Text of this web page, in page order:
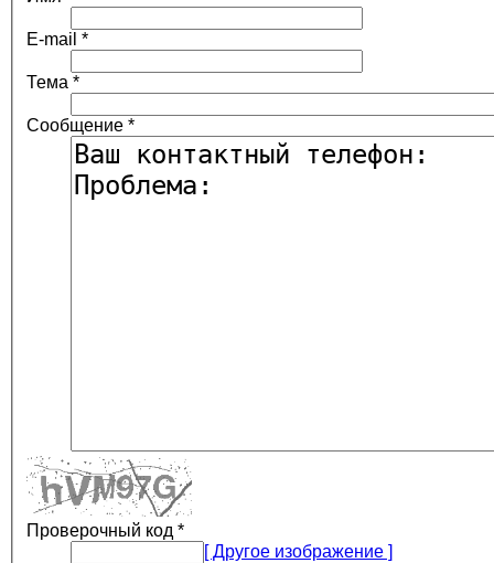
E-mail *
Тема *
Сообщение *
Проверочный код *
[ Другое изображение ]